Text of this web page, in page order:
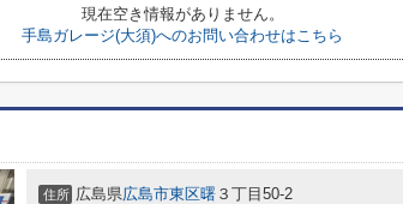
現在空き情報がありません。
手島ガレージ(大須)へのお問い合わせはこちら
住所 広島県広島市東区曙 ３丁目50-2